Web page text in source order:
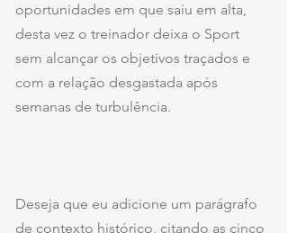
oportunidades em que saiu em alta,
desta vez o treinador deixa o Sport
sem alcançar os objetivos traçados e
com a relação desgastada após
semanas de turbulência.
Deseja que eu adicione um parágrafo
de contexto histórico, citando as cinco